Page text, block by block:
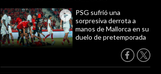
PSG sufrió una
sorpresiva derrota a
manos de Mallorca en su
duelo de pretemporada